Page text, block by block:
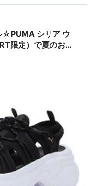
☆PUMA シリア ウ
限定）で夏のお出